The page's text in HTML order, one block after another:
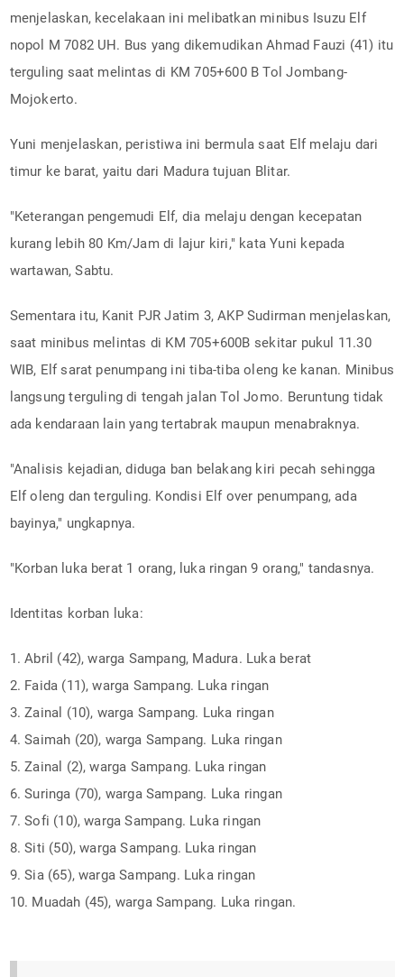
menjelaskan, kecelakaan ini melibatkan minibus Isuzu Elf
nopol M 7082 UH. Bus yang dikemudikan Ahmad Fauzi (41) itu
terguling saat melintas di KM 705+600 B Tol Jombang-
Mojokerto.
Yuni menjelaskan, peristiwa ini bermula saat Elf melaju dari
timur ke barat, yaitu dari Madura tujuan Blitar.
"Keterangan pengemudi Elf, dia melaju dengan kecepatan
kurang lebih 80 Km/Jam di lajur kiri," kata Yuni kepada
wartawan, Sabtu.
Sementara itu, Kanit PJR Jatim 3, AKP Sudirman menjelaskan,
saat minibus melintas di KM 705+600B sekitar pukul 11.30
WIB, Elf sarat penumpang ini tiba-tiba oleng ke kanan. Minibus
langsung terguling di tengah jalan Tol Jomo. Beruntung tidak
ada kendaraan lain yang tertabrak maupun menabraknya.
"Analisis kejadian, diduga ban belakang kiri pecah sehingga
Elf oleng dan terguling. Kondisi Elf over penumpang, ada
bayinya," ungkapnya.
"Korban luka berat 1 orang, luka ringan 9 orang," tandasnya.
Identitas korban luka:
1. Abril (42), warga Sampang, Madura. Luka berat
2. Faida (11), warga Sampang. Luka ringan
3. Zainal (10), warga Sampang. Luka ringan
4. Saimah (20), warga Sampang. Luka ringan
5. Zainal (2), warga Sampang. Luka ringan
6. Suringa (70), warga Sampang. Luka ringan
7. Sofi (10), warga Sampang. Luka ringan
8. Siti (50), warga Sampang. Luka ringan
9. Sia (65), warga Sampang. Luka ringan
10. Muadah (45), warga Sampang. Luka ringan.